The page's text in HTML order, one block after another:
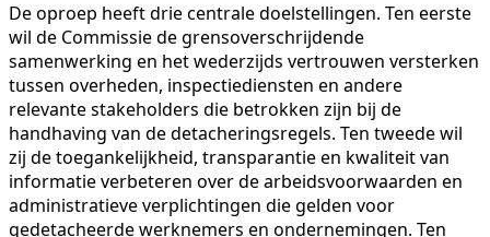
De oproep heeft drie centrale doelstellingen. Ten eerste
wil de Commissie de grensoverschrijdende
samenwerking en het wederzijds vertrouwen versterken
tussen overheden, inspectiediensten en andere
relevante stakeholders die betrokken zijn bij de
handhaving van de detacheringsregels. Ten tweede wil
zij de toegankelijkheid, transparantie en kwaliteit van
informatie verbeteren over de arbeidsvoorwaarden en
administratieve verplichtingen die gelden voor
gedetacheerde werknemers en ondernemingen. Ten